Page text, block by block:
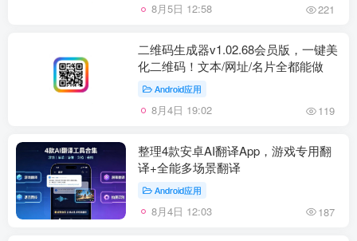
8月5日 12:58 221
二维码生成器v1.02.68会员版，一键美
化二维码！文本/网址/名片全都能做
Android应用
8月4日 19:02 119
整理4款安卓AI翻译App，游戏专用翻
译+全能多场景翻译
Android应用
8月4日 12:03 187